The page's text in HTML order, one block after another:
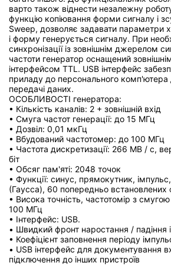
варто також віднести незалежну
функцію копіювання форми сигналу і
Sweep, дозволяє задавати параметри
і форму генерується сигналу. При
синхронізації із зовнішнім джерелом
частоти генератор оснащений
інтерфейсом TTL. USB інтерфейс
приладу до персонального комп'ютера
передачі даних.
ОСОБЛИВОСТІ генератора:
• Кількість каналів: 2 + зовнішній вхід
• Смуга частот генерації: до 15 МГц
• Дозвіл: 0,01 мкГц
• Вбудований частотомер: до 100 МГц
• Частота дискретизації: 266 МВ / с,
біт
• Обсяг пам'яті: 2048 точок
• Функції: синус, прямокутник,
(Гаусса), 60 попередньо встановлених
• Висока точність, частотомір з
100 МГц
• Інтерфейс: USB.
• Швидкий фронт наростання / падіння
• Коефіцієнт заповнення періоду
• USB інтерфейс для документування
підключення до інших пристроїв